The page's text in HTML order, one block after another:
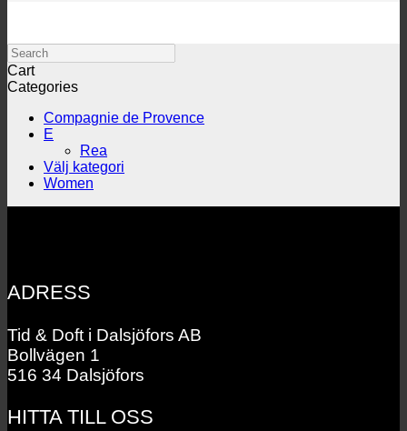
Search
Cart
Categories
Compagnie de Provence
E
Rea
Välj kategori
Women
ADRESS
Tid & Doft i Dalsjöfors AB
Bollvägen 1
516 34 Dalsjöfors
HITTA TILL OSS